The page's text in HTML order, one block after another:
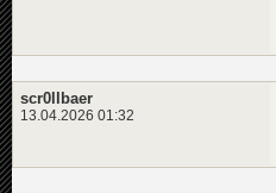
scr0llbaer
13.04.2026 01:32